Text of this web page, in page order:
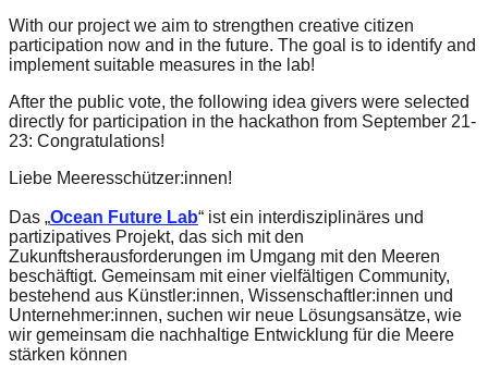
inspire,
find
and
spread
solutions
against
major
Anthropogenic
problems.
Art
With our project we aim to strengthen creative citizen
participation now and in the future. The goal is to identify and
implement suitable measures in the lab!
After the public vote, the following idea givers were selected
directly for participation in the hackathon from September 21-
23: Congratulations!
Liebe Meeresschützer:innen!
Das „Ocean Future Lab“ ist ein interdisziplinäres und
partizipatives Projekt, das sich mit den
Zukunftsherausforderungen im Umgang mit den Meeren
beschäftigt. Gemeinsam mit einer vielfältigen Community,
bestehend aus Künstler:innen, Wissenschaftler:innen und
Unternehmer:innen, suchen wir neue Lösungsansätze, wie
wir gemeinsam die nachhaltige Entwicklung für die Meere
stärken können